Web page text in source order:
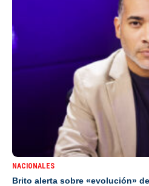
NACIONALES
Brito alerta sobre «evolución»